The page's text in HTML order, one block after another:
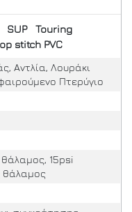
SUP
Touring
stitch PVC
Αντλία, Λουράκι
Πτερύγιο
θάλαμος, 15psi
θάλαμος